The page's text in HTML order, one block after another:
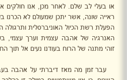
או בעלי לב שלם. לאחר מכן, אנו חולקים
ראייה שונה, אשר יתכן שמעולם לא הכרנו
הפעלת רשת הכיול האוניברסלית
האנרגיה של אהבה עצמית וערך עצמי,
זוהי מתנה של הרוח בעודנו נעים אל תוך
עבר זמן מה מאז דיברתי על אהבה